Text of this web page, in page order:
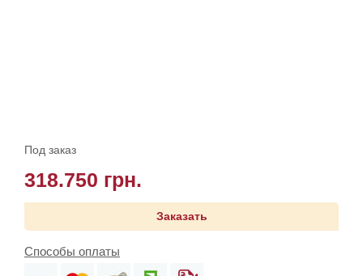
Под заказ
318.750 грн.
Заказать
Способы оплаты